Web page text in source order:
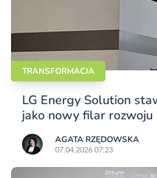
TRANSFORMACJA
LG Energy Solution
jako nowy filar rozwoju
AGATA RZĘDOWSKA
07.04.2026 07:23